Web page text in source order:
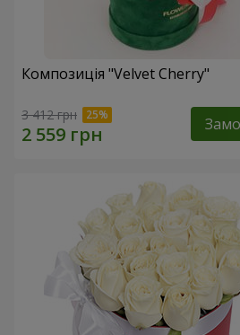
Композиція "Velvet Cherry"
3 412 грн